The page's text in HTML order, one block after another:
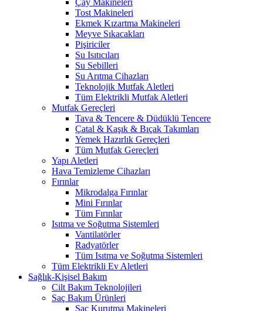
Çay Makineleri
Tost Makineleri
Ekmek Kızartma Makineleri
Meyve Sıkacakları
Pişiriciler
Su Isıtıcıları
Su Sebilleri
Su Arıtma Cihazları
Teknolojik Mutfak Aletleri
Tüm Elektrikli Mutfak Aletleri
Mutfak Gereçleri
Tava & Tencere & Düdüklü Tencere
Çatal & Kaşık & Bıçak Takımları
Yemek Hazırlık Gereçleri
Tüm Mutfak Gereçleri
Yapı Aletleri
Hava Temizleme Cihazları
Fırınlar
Mikrodalga Fırınlar
Mini Fırınlar
Tüm Fırınlar
Isıtma ve Soğutma Sistemleri
Vantilatörler
Radyatörler
Tüm Isıtma ve Soğutma Sistemleri
Tüm Elektrikli Ev Aletleri
Sağlık-Kişisel Bakım
Cilt Bakım Teknolojileri
Saç Bakım Ürünleri
Saç Kurutma Makineleri